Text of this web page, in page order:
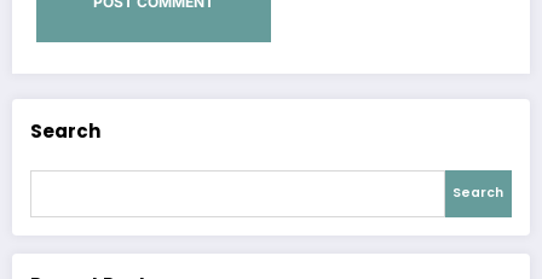
Search
Search